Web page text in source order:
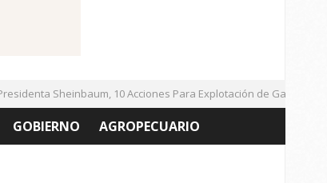
Sheinbaum, 10 Acciones Para Explotación de Gas Natural
GOBIERNO AGROPECUARIO